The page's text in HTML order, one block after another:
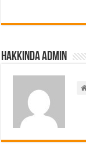
Hakkında admin